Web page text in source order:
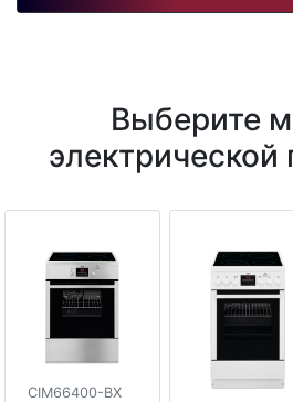
Выберите
электрической
CIM66400-BX